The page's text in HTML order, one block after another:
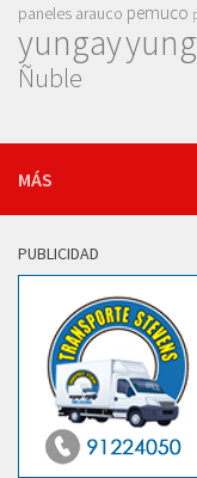
paneles arauco pemuco
yungay
Ñuble
MÁS
PUBLICIDAD